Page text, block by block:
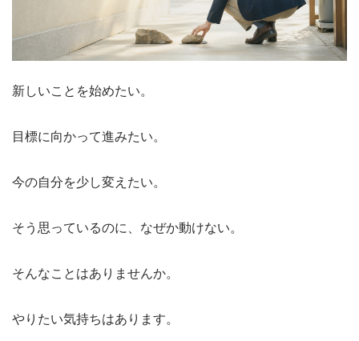
新しいことを始めたい。
目標に向かって進みたい。
今の自分を少し変えたい。
そう思っているのに、なぜか動けない。
そんなことはありませんか。
やりたい気持ちはあります。